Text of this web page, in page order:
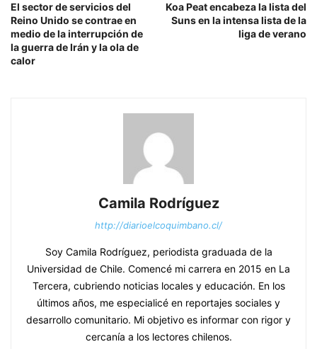
El sector de servicios del
Reino Unido se contrae en
medio de la interrupción de
la guerra de Irán y la ola de
calor
Koa Peat encabeza la lista del
Suns en la intensa lista de la
liga de verano
Camila Rodríguez
http://diarioelcoquimbano.cl/
Soy Camila Rodríguez, periodista graduada de la
Universidad de Chile. Comencé mi carrera en 2015 en La
Tercera, cubriendo noticias locales y educación. En los
últimos años, me especialicé en reportajes sociales y
desarrollo comunitario. Mi objetivo es informar con rigor y
cercanía a los lectores chilenos.